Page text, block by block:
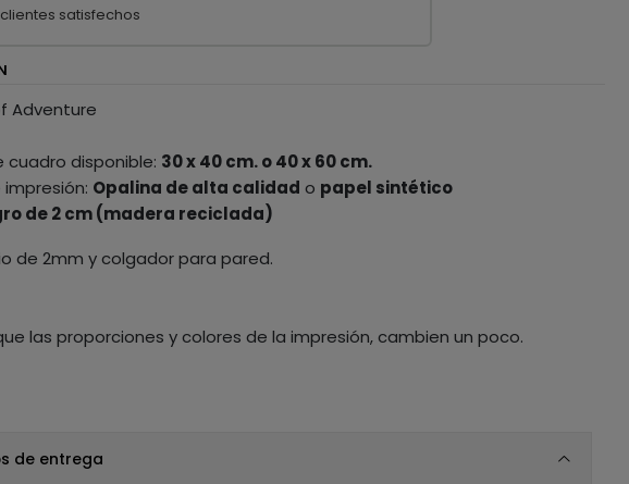
clientes satisfechos
Adventure
cuadro disponible: 30 x 40 cm. o 40 x 60 cm.
Opalina de alta calidad o papel sintético
de 2 cm (madera reciclada)
de 2mm y colgador para pared.
las proporciones y colores de la impresión, cambien un poco.
de entrega